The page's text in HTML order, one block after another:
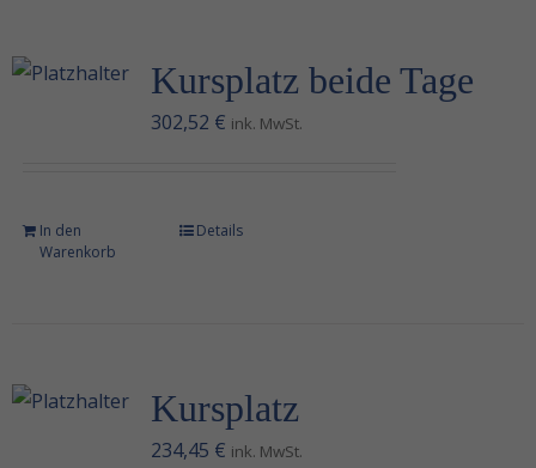
Kursplatz beide Tage
302,52 € ink. MwSt.
In den
Warenkorb
Details
Kursplatz
234,45 € ink. MwSt.